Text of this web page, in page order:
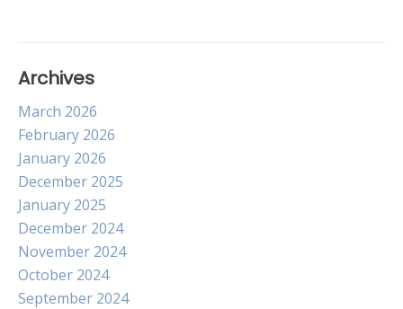
Archives
March 2026
February 2026
January 2026
December 2025
January 2025
December 2024
November 2024
October 2024
September 2024